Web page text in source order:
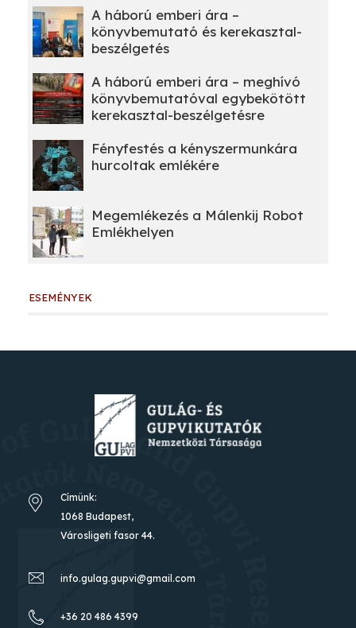
A háború emberi ára –
könyvbemutató és kerekasztal-
beszélgetés
A háború emberi ára – meghívó
könyvbemutatóval egybekötött
kerekasztal-beszélgetésre
Fényfestés a kényszermunkára
hurcoltak emlékére
Megemlékezés a Málenkij Robot
Emlékhelyen
ESEMÉNYEK
Címünk:
1068 Budapest,
Városligeti fasor 44.
info.gulag.gupvi@gmail.com
+36 20 486 4399